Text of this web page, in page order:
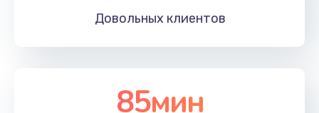
Довольных клиентов
85мин